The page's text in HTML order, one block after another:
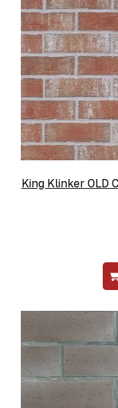
King Klinker OLD